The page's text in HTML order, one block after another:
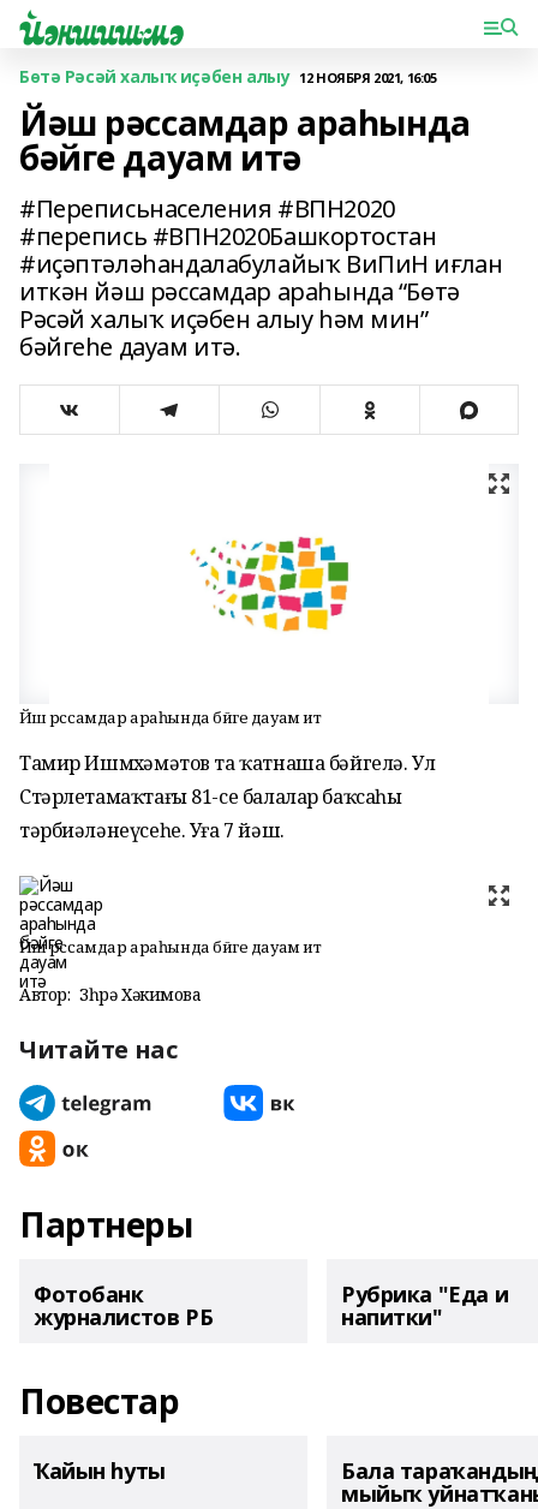
Бөтә Рәсәй халыҡ иҫәбен алыу 12 НОЯБРЯ 2021, 16:05
Йәш рәссамдар араһында
бәйге дауам итә
#Переписьнаселения #ВПН2020
#перепись #ВПН2020Башкортостан
#иҫәптәләһандалабулайыҡ ВиПиН иғлан
иткән йәш рәссамдар араһында “Бөтә
Рәсәй халыҡ иҫәбен алыу һәм мин”
бәйгеһе дауам итә.
Йәш рәссамдар араһында бәйге дауам итә
Тамир Ишмөхәмәтов та ҡатнаша бәйгелә. Ул
Стәрлетамаҡтағы 81-се балалар баҡсаһы
тәрбиәләнеүсеһе. Уға 7 йәш.
Йәш рәссамдар араһында бәйге дауам итә
Автор: Зөһрә Хәкимова
Читайте нас
Партнеры
Фотобанк
журналистов РБ
Рубрика "Еда и
напитки"
Повестар
Ҡайын һуты Бала тараҡандың
мыйыҡ